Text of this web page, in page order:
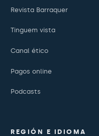
Revista Barraquer
Tinguem vista
Canal ético
Pagos online
Podcasts
REGIÓN E IDIOMA